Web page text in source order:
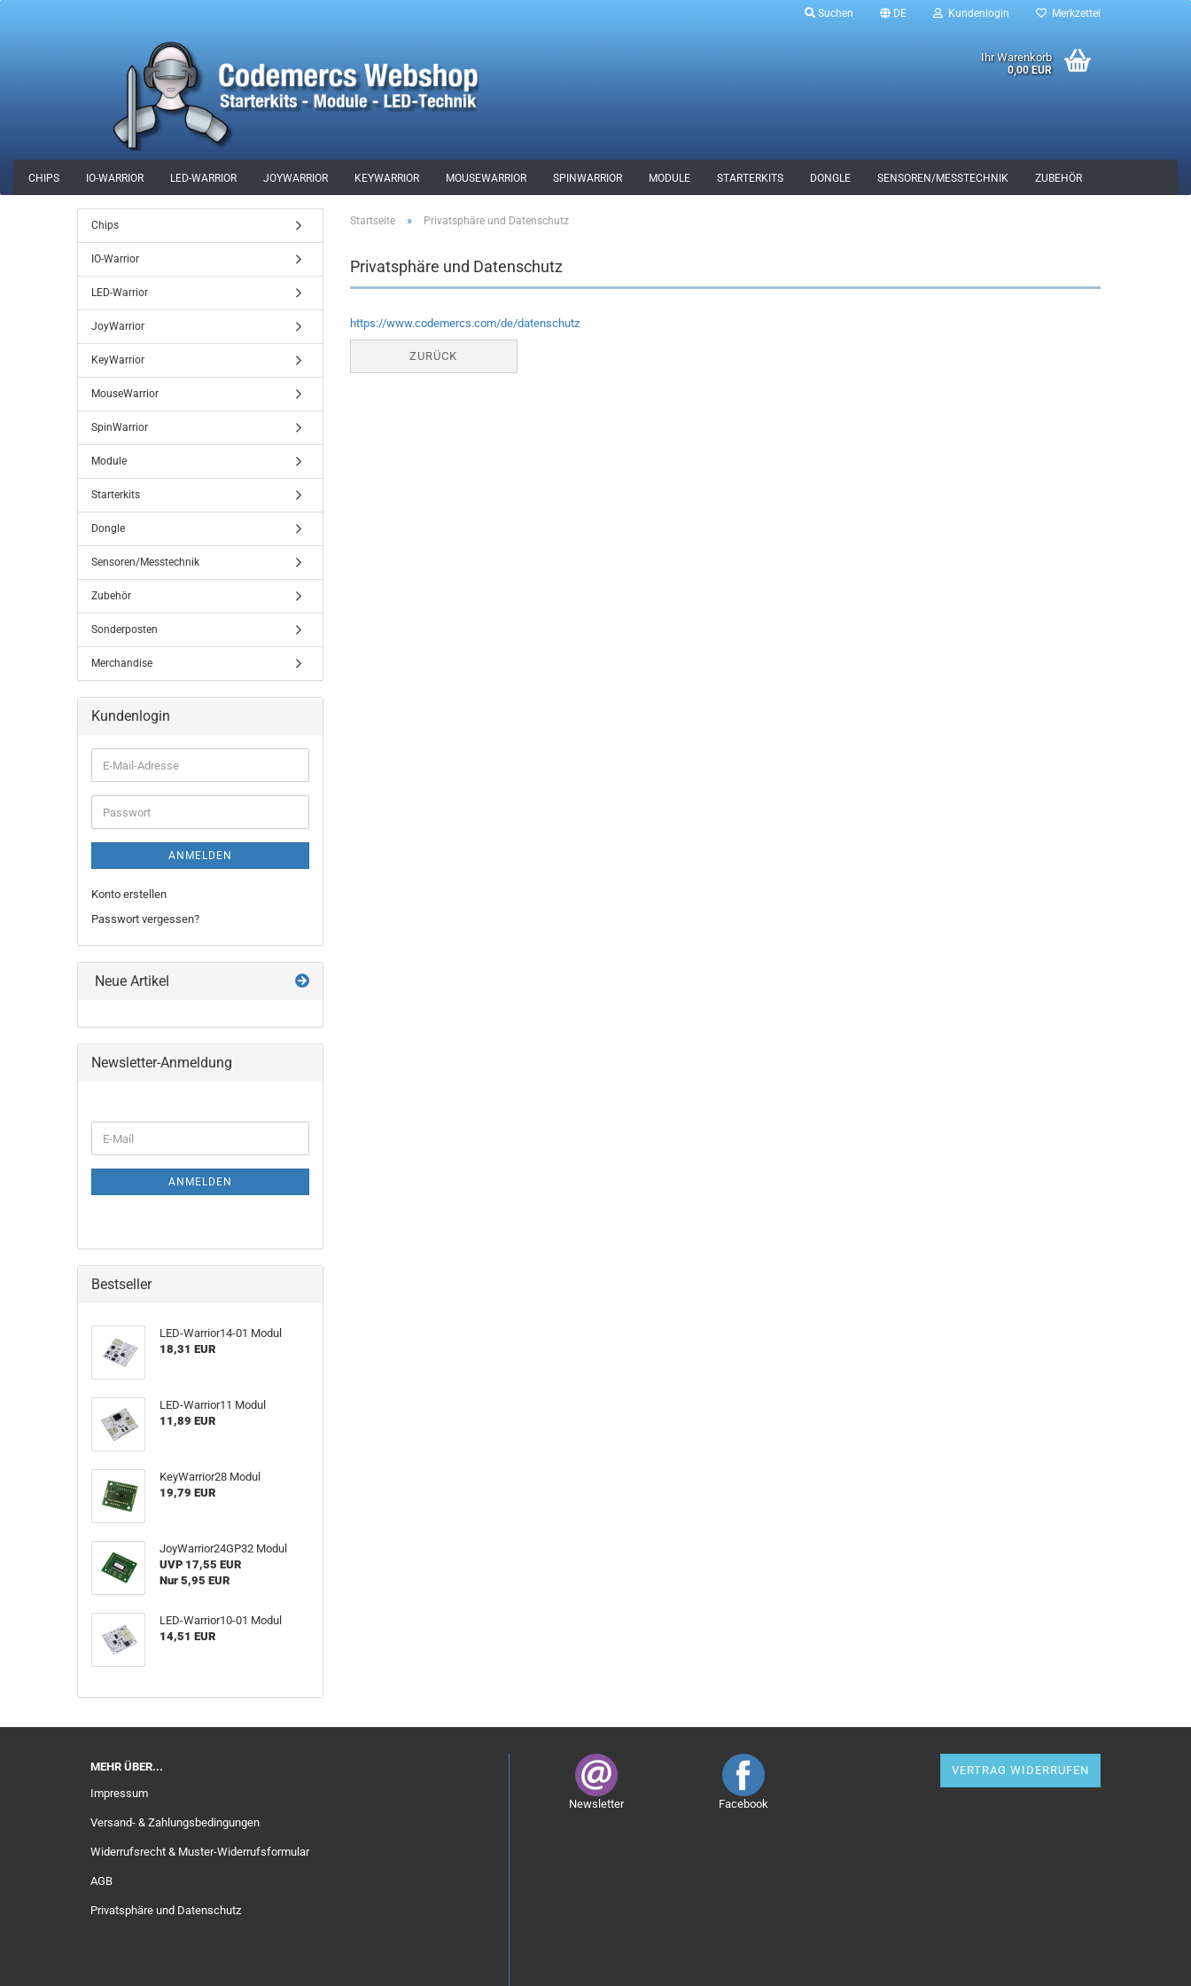
Suchen DE Kundenlogin Merkzettel
Ihr Warenkorb
0,00 EUR
CHIPS IO-WARRIOR LED-WARRIOR JOYWARRIOR KEYWARRIOR MOUSEWARRIOR SPINWARRIOR MODULE STARTERKITS DONGLE SENSOREN/MESSTECHNIK ZUBEHÖR
Startseite » Privatsphäre und Datenschutz
Privatsphäre und Datenschutz
https://www.codemercs.com/de/datenschutz
ZURÜCK
Chips
IO-Warrior
LED-Warrior
JoyWarrior
KeyWarrior
MouseWarrior
SpinWarrior
Module
Starterkits
Dongle
Sensoren/Messtechnik
Zubehör
Sonderposten
Merchandise
Kundenlogin
E-
Mail-
Adresse
Passwort
ANMELDEN
Konto erstellen
Passwort vergessen?
Neue Artikel
Newsletter-Anmeldung
ZUR
E-
Mail
ANMELDEN
Bestseller
LED-Warrior14-01 Modul
18,31 EUR
LED-Warrior11 Modul
11,89 EUR
KeyWarrior28 Modul
19,79 EUR
JoyWarrior24GP32 Modul
UVP 17,55 EUR
Nur 5,95 EUR
LED-Warrior10-01 Modul
14,51 EUR
MEHR ÜBER...
Impressum
Versand- & Zahlungsbedingungen
Widerrufsrecht & Muster-Widerrufsformular
AGB
Privatsphäre und Datenschutz
Newsletter Facebook
VERTRAG WIDERRUFEN